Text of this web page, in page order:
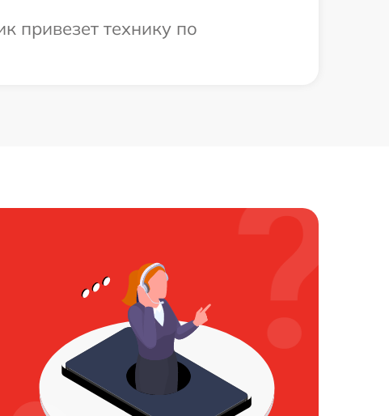
привезет технику по